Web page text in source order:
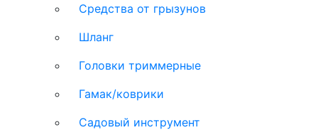
Средства от грызунов
Шланг
Головки триммерные
Гамак/коврики
Садовый инструмент